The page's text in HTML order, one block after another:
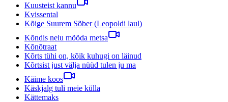
Kuusteist kannu
Kvissental
Kõige Suurem Sõber (Leopoldi laul)
Kõndis neiu mööda metsa
Kõnõtraat
Kõrts tühi on, kõik kuhugi on läinud
Kõrtsist just välja nüüd tulen ju ma
Käime koos
Käskjalg tuli meie külla
Kättemaks